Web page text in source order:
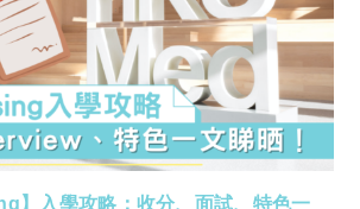
】入學攻略：收分、面試、特色一